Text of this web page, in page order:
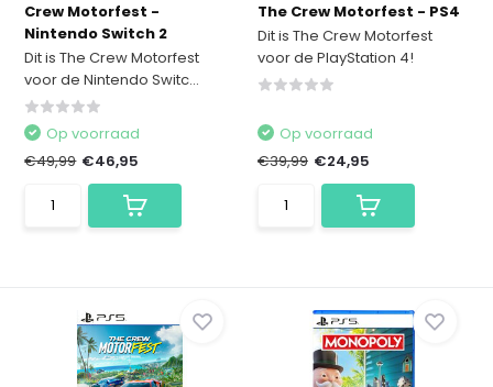
Crew Motorfest -
Nintendo Switch 2
Dit is The Crew Motorfest
voor de Nintendo Switc...
Op voorraad
€49,99 €46,95
The Crew Motorfest - PS4
Dit is The Crew Motorfest
voor de PlayStation 4!
Op voorraad
€39,99 €24,95